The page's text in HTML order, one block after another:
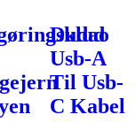
Dudao
Usb-A
Til Usb-
C Kabel